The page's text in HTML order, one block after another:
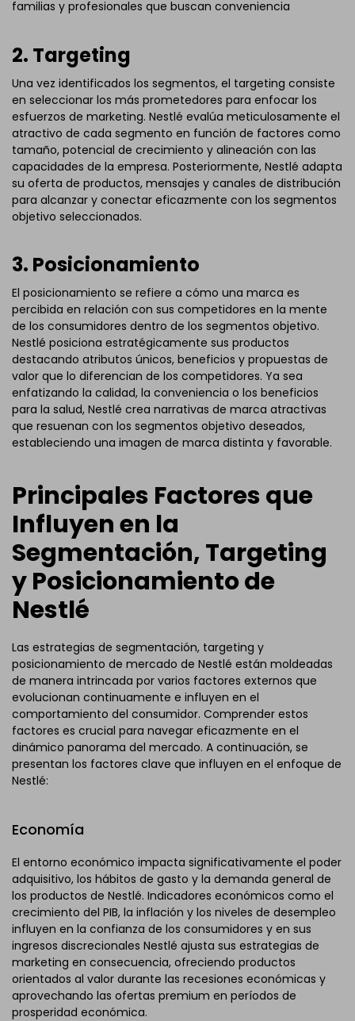
familias y profesionales que buscan conveniencia
2. Targeting
Una vez identificados los segmentos, el targeting consiste
en seleccionar los más prometedores para enfocar los
esfuerzos de marketing. Nestlé evalúa meticulosamente el
atractivo de cada segmento en función de factores como
tamaño, potencial de crecimiento y alineación con las
capacidades de la empresa. Posteriormente, Nestlé adapta
su oferta de productos, mensajes y canales de distribución
para alcanzar y conectar eficazmente con los segmentos
objetivo seleccionados.
3. Posicionamiento
El posicionamiento se refiere a cómo una marca es
percibida en relación con sus competidores en la mente
de los consumidores dentro de los segmentos objetivo.
Nestlé posiciona estratégicamente sus productos
destacando atributos únicos, beneficios y propuestas de
valor que lo diferencian de los competidores. Ya sea
enfatizando la calidad, la conveniencia o los beneficios
para la salud, Nestlé crea narrativas de marca atractivas
que resuenan con los segmentos objetivo deseados,
estableciendo una imagen de marca distinta y favorable.
Principales Factores que
Influyen en la
Segmentación, Targeting
y Posicionamiento de
Nestlé
Las estrategias de segmentación, targeting y
posicionamiento de mercado de Nestlé están moldeadas
de manera intrincada por varios factores externos que
evolucionan continuamente e influyen en el
comportamiento del consumidor. Comprender estos
factores es crucial para navegar eficazmente en el
dinámico panorama del mercado. A continuación, se
presentan los factores clave que influyen en el enfoque de
Nestlé:
Economía
El entorno económico impacta significativamente el poder
adquisitivo, los hábitos de gasto y la demanda general de
los productos de Nestlé. Indicadores económicos como el
crecimiento del PIB, la inflación y los niveles de desempleo
influyen en la confianza de los consumidores y en sus
ingresos discrecionales Nestlé ajusta sus estrategias de
marketing en consecuencia, ofreciendo productos
orientados al valor durante las recesiones económicas y
aprovechando las ofertas premium en períodos de
prosperidad económica.